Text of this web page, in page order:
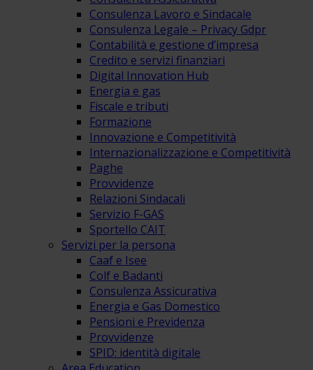
Consulenza Lavoro e Sindacale
Consulenza Legale – Privacy Gdpr
Contabilità e gestione d’impresa
Credito e servizi finanziari
Digital Innovation Hub
Energia e gas
Fiscale e tributi
Formazione
Innovazione e Competitività
Internazionalizzazione e Competitività
Paghe
Provvidenze
Relazioni Sindacali
Servizio F-GAS
Sportello CAIT
Servizi per la persona
Caaf e Isee
Colf e Badanti
Consulenza Assicurativa
Energia e Gas Domestico
Pensioni e Previdenza
Provvidenze
SPID: identità digitale